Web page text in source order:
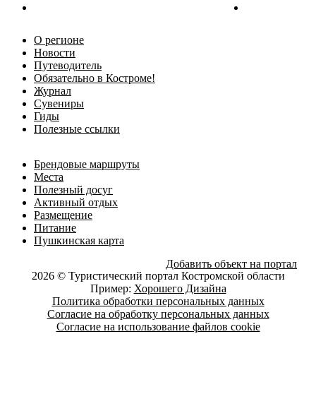
О регионе
Новости
Путеводитель
Обязательно в Костроме!
Журнал
Сувениры
Гиды
Полезные ссылки
Брендовые маршруты
Места
Полезный досуг
Активный отдых
Размещение
Питание
Пушкинская карта
Добавить объект на портал
2026 © Туристический портал Костромской области
Пример: Хорошего Дизайна
Политика обработки персональных данных
Согласие на обработку персональных данных
Согласие на использование файлов cookie